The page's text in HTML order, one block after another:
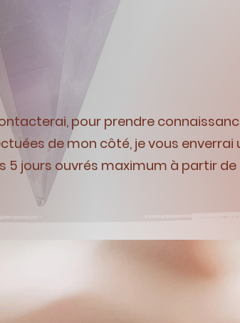
pour prendre
de mon côté, je vous enverrai
jours ouvrés maximum à partir de